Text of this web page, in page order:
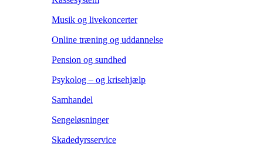
Musik og livekoncerter
Online træning og uddannelse
Pension og sundhed
Psykolog – og krisehjælp
Samhandel
Sengeløsninger
Skadedyrsservice